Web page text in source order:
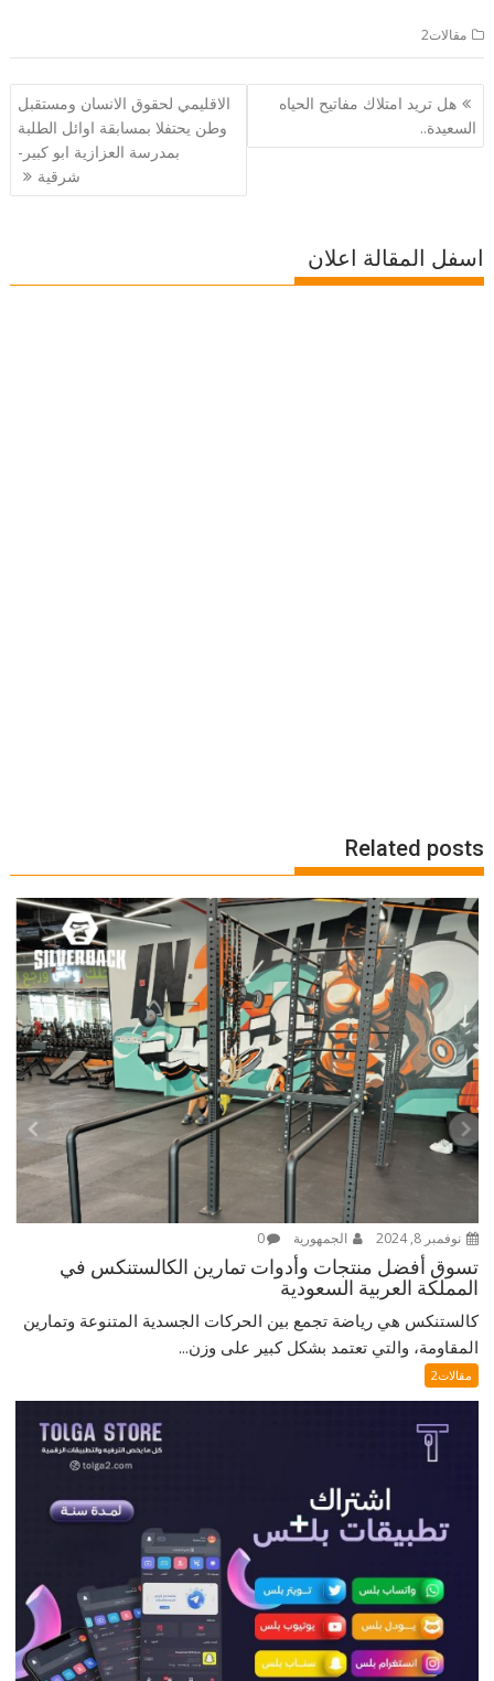
مقالات2
تصفّح
المقالات
هل تريد امتلاك مفاتيح الحياه
السعيدة..
الاقليمي لحقوق الانسان ومستقبل
وطن يحتفلا بمسابقة اوائل الطلبة
بمدرسة العزازية ابو كبير-
شرقية
اسفل المقالة اعلان
Related posts
نوفمبر 8, 2024 الجمهورية 0
تسوق أفضل منتجات وأدوات تمارين الكالستنكس في
المملكة العربية السعودية
كالستنكس هي رياضة تجمع بين الحركات الجسدية المتنوعة وتمارين
المقاومة، والتي تعتمد بشكل كبير على وزن...
مقالات2